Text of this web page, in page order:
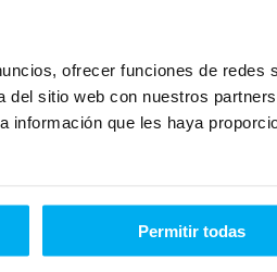
ofrecer funciones de redes
del sitio web con nuestros
información que les haya
Permitir todas
y puedan ser de mi interés.